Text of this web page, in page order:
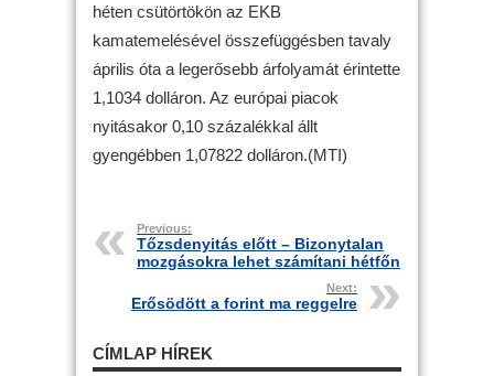
héten csütörtökön az EKB
kamatemelésével összefüggésben tavaly
április óta a legerősebb árfolyamát érintette
1,1034 dolláron. Az európai piacok
nyitásakor 0,10 százalékkal állt
gyengébben 1,07822 dolláron.(MTI)
Previous:
Tőzsdenyitás előtt – Bizonytalan
mozgásokra lehet számítani hétfőn
Next:
Erősödött a forint ma reggelre
CÍMLAP HÍREK